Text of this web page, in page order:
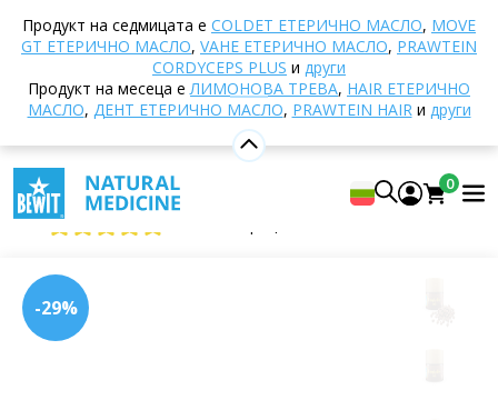
Продукт на седмицата е COLDET EТЕРИЧНО МАСЛО, MOVE
GT ЕТЕРИЧНО МАСЛО, VAHE ЕТЕРИЧНО МАСЛО, PRAWTEIN
CORDYCEPS PLUS и други
Продукт на месеца еЛИМОНОВА ТРЕВА, HAIR ЕТЕРИЧНО
МАСЛО, ДЕНТ ЕТЕРИЧНО МАСЛО, PRAWTEIN HAIRи други
0
за кожата
Грижа за зоната около очите
REVIVING COFFEE EYE BALM
REVIVING COFFEE EYE BALM
ИЗГЛАЖДАЩ БАЛСАМ ЗА ОЧИ С КАФЕ
4.91
-29%